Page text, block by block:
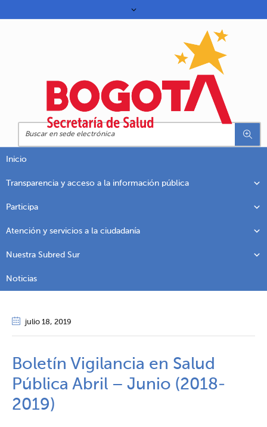
Inicio
Transparencia y acceso a la información pública
Participa
Atención y servicios a la ciudadanía
Nuestra Subred Sur
Noticias
julio 18, 2019
Boletín Vigilancia en Salud
Pública Abril – Junio (2018-
2019)